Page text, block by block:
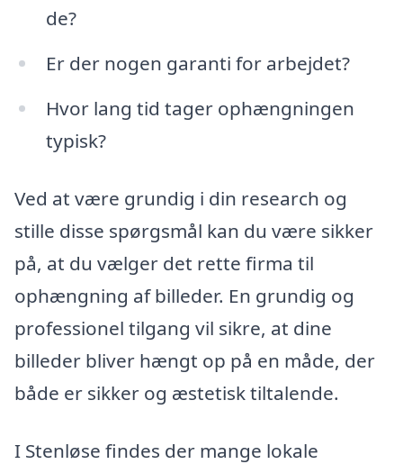
de?
Er der nogen garanti for arbejdet?
Hvor lang tid tager ophængningen
typisk?
Ved at være grundig i din research og
stille disse spørgsmål kan du være sikker
på, at du vælger det rette firma til
ophængning af billeder. En grundig og
professionel tilgang vil sikre, at dine
billeder bliver hængt op på en måde, der
både er sikker og æstetisk tiltalende.
I Stenløse findes der mange lokale